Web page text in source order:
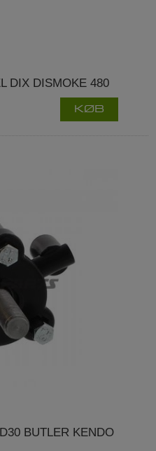
DIX DISMOKE 480
KØB
BUTLER KENDO